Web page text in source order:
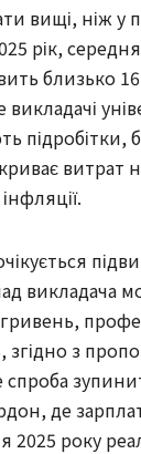
вищі, ніж у
рік,
близько
підробітки,
витрат
викладача
згідно з
де
2025 року